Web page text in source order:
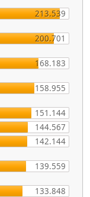
213.539
200.701
168.183
158.955
151.144
144.567
142.144
139.559
133.848